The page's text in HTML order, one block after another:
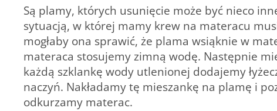
Są plamy, których usunięcie może być nieco
sytuacją, w której mamy krew na materacu
mogłaby ona sprawić, że plama wsiąknie w
materaca stosujemy zimną wodę. Następnie
każdą szklankę wody utlenionej dodajemy
naczyń. Nakładamy tę mieszankę na plamę i
odkurzamy materac.